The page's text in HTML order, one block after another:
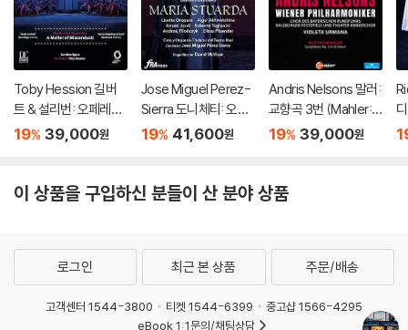
Toby Hession 길버
트 & 설리번: 오페레타 `
배심재판` 외 (Gilbert
19% 39,000원
Jose Miguel Perez-
Sierra 도니체티: 오페
라 `마리아 스투아르다`
19% 41,600원
Andris Nelsons 말러:
교향곡 3번 (Mahler: S
ymphony No.3)
19% 39,000원
이 상품을 구입하신 분들이 산 분야 상품
로그인 최근 본 상품 주문/배송
고객센터 1544-3800 티켓 1544-6399
중고샵 1566-4295
eBook 1:1문의/채팅상담